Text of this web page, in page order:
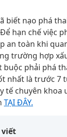
biết nạo phá
hạn chế việc
an toàn khi
trường hợp
buộc phải phá
nhất là trước 7
tế chuyên
TẠI ĐÂY.
viết